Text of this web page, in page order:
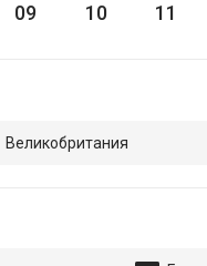
09 10 11
Великобритания